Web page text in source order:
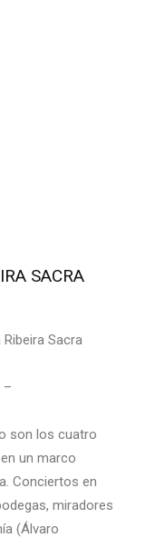
SACRA
Sacra
–
son los cuatro
un marco
Conciertos en
miradores
(Álvaro